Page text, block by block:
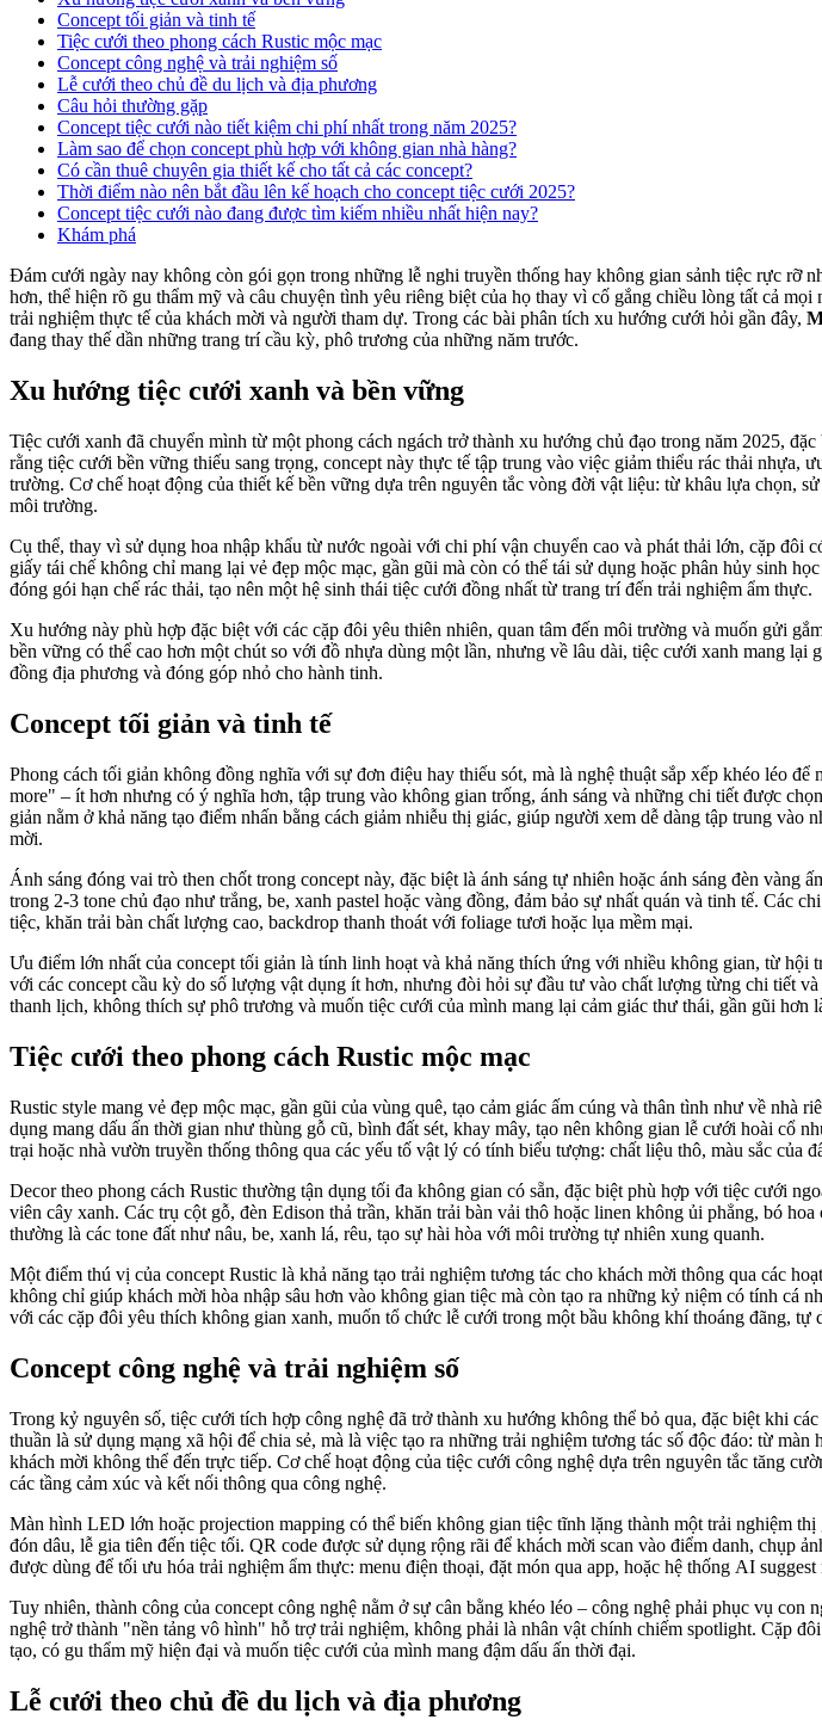
Concept tối giản và tinh tế
Tiệc cưới theo phong cách Rustic mộc mạc
Concept công nghệ và trải nghiệm số
Lễ cưới theo chủ đề du lịch và địa phương
Câu hỏi thường gặp
Concept tiệc cưới nào tiết kiệm chi phí nhất trong năm 2025?
Làm sao để chọn concept phù hợp với không gian nhà hàng?
Có cần thuê chuyên gia thiết kế cho tất cả các concept?
Thời điểm nào nên bắt đầu lên kế hoạch cho concept tiệc cưới 2025?
Concept tiệc cưới nào đang được tìm kiếm nhiều nhất hiện nay?
Khám phá
Đám cưới ngày nay không còn gói gọn trong những lễ nghi truyền thống hay không gian sảnh tiệc rực rỡ
hơn, thể hiện rõ gu thẩm mỹ và câu chuyện tình yêu riêng biệt của họ thay vì cố gắng chiều lòng tất cả
trải nghiệm thực tế của khách mời và người tham dự. Trong các bài phân tích xu hướng cưới hỏi gần đây,
đang thay thế dần những trang trí cầu kỳ, phô trương của những năm trước.
Xu hướng tiệc cưới xanh và bền vững
Tiệc cưới xanh đã chuyển mình từ một phong cách ngách trở thành xu hướng chủ đạo trong năm 2025,
rằng tiệc cưới bền vững thiếu sang trọng, concept này thực tế tập trung vào việc giảm thiểu rác thải
trường. Cơ chế hoạt động của thiết kế bền vững dựa trên nguyên tắc vòng đời vật liệu: từ khâu lựa chọn,
môi trường.
Cụ thể, thay vì sử dụng hoa nhập khẩu từ nước ngoài với chi phí vận chuyển cao và phát thải lớn, cặp
giấy tái chế không chỉ mang lại vẻ đẹp mộc mạc, gần gũi mà còn có thể tái sử dụng hoặc phân hủy sinh
đóng gói hạn chế rác thải, tạo nên một hệ sinh thái tiệc cưới đồng nhất từ trang trí đến trải nghiệm ẩm thực.
Xu hướng này phù hợp đặc biệt với các cặp đôi yêu thiên nhiên, quan tâm đến môi trường và muốn gửi
bền vững có thể cao hơn một chút so với đồ nhựa dùng một lần, nhưng về lâu dài, tiệc cưới xanh mang
đồng địa phương và đóng góp nhỏ cho hành tinh.
Concept tối giản và tinh tế
Phong cách tối giản không đồng nghĩa với sự đơn điệu hay thiếu sót, mà là nghệ thuật sắp xếp khéo léo
more" – ít hơn nhưng có ý nghĩa hơn, tập trung vào không gian trống, ánh sáng và những chi tiết được
giản nằm ở khả năng tạo điểm nhấn bằng cách giảm nhiễu thị giác, giúp người xem dễ dàng tập trung
mời.
Ánh sáng đóng vai trò then chốt trong concept này, đặc biệt là ánh sáng tự nhiên hoặc ánh sáng đèn
trong 2-3 tone chủ đạo như trắng, be, xanh pastel hoặc vàng đồng, đảm bảo sự nhất quán và tinh tế.
tiệc, khăn trải bàn chất lượng cao, backdrop thanh thoát với foliage tươi hoặc lụa mềm mại.
Ưu điểm lớn nhất của concept tối giản là tính linh hoạt và khả năng thích ứng với nhiều không gian, từ
với các concept cầu kỳ do số lượng vật dụng ít hơn, nhưng đòi hỏi sự đầu tư vào chất lượng từng chi tiết
thanh lịch, không thích sự phô trương và muốn tiệc cưới của mình mang lại cảm giác thư thái, gần gũi hơn
Tiệc cưới theo phong cách Rustic mộc mạc
Rustic style mang vẻ đẹp mộc mạc, gần gũi của vùng quê, tạo cảm giác ấm cúng và thân tình như về
dụng mang dấu ấn thời gian như thùng gỗ cũ, bình đất sét, khay mây, tạo nên không gian lễ cưới hoài cổ
trại hoặc nhà vườn truyền thống thông qua các yếu tố vật lý có tính biểu tượng: chất liệu thô, màu sắc
Decor theo phong cách Rustic thường tận dụng tối đa không gian có sẵn, đặc biệt phù hợp với tiệc cưới
viên cây xanh. Các trụ cột gỗ, đèn Edison thả trần, khăn trải bàn vải thô hoặc linen không ủi phẳng, bó
thường là các tone đất như nâu, be, xanh lá, rêu, tạo sự hài hòa với môi trường tự nhiên xung quanh.
Một điểm thú vị của concept Rustic là khả năng tạo trải nghiệm tương tác cho khách mời thông qua các
không chỉ giúp khách mời hòa nhập sâu hơn vào không gian tiệc mà còn tạo ra những kỷ niệm có tính cá
với các cặp đôi yêu thích không gian xanh, muốn tổ chức lễ cưới trong một bầu không khí thoáng đãng, tự
Concept công nghệ và trải nghiệm số
Trong kỷ nguyên số, tiệc cưới tích hợp công nghệ đã trở thành xu hướng không thể bỏ qua, đặc biệt khi
thuần là sử dụng mạng xã hội để chia sẻ, mà là việc tạo ra những trải nghiệm tương tác số độc đáo: từ
khách mời không thể đến trực tiếp. Cơ chế hoạt động của tiệc cưới công nghệ dựa trên nguyên tắc tăng
các tầng cảm xúc và kết nối thông qua công nghệ.
Màn hình LED lớn hoặc projection mapping có thể biến không gian tiệc tĩnh lặng thành một trải nghiệm
đón dâu, lễ gia tiên đến tiệc tối. QR code được sử dụng rộng rãi để khách mời scan vào điểm danh, chụp
được dùng để tối ưu hóa trải nghiệm ẩm thực: menu điện thoại, đặt món qua app, hoặc hệ thống AI
Tuy nhiên, thành công của concept công nghệ nằm ở sự cân bằng khéo léo – công nghệ phải phục vụ
nghệ trở thành "nền tảng vô hình" hỗ trợ trải nghiệm, không phải là nhân vật chính chiếm spotlight. Cặp
tạo, có gu thẩm mỹ hiện đại và muốn tiệc cưới của mình mang đậm dấu ấn thời đại.
Lễ cưới theo chủ đề du lịch và địa phương